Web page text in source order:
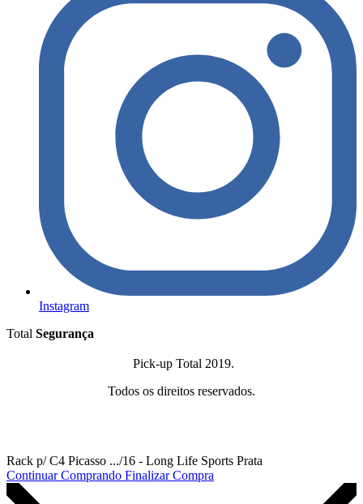
Instagram
Total Segurança
Pick-up Total 2019.
Todos os direitos reservados.
Rack p/ C4 Picasso .../16 - Long Life Sports Prata
Continuar Comprando Finalizar Compra